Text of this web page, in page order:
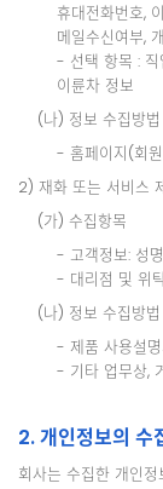
휴대전화번호,
메일수신여부,
- 선택 항목 : 직
이륜차 정보
(나) 정보 수집방법
- 홈페이지(회
2) 재화 또는 서비스
(가) 수집항목
- 고객정보: 성
- 대리점 및 위
(나) 정보 수집방법
- 제품 사용설
- 기타 업무상,
2. 개인정보의 수
회사는 수집한 개인